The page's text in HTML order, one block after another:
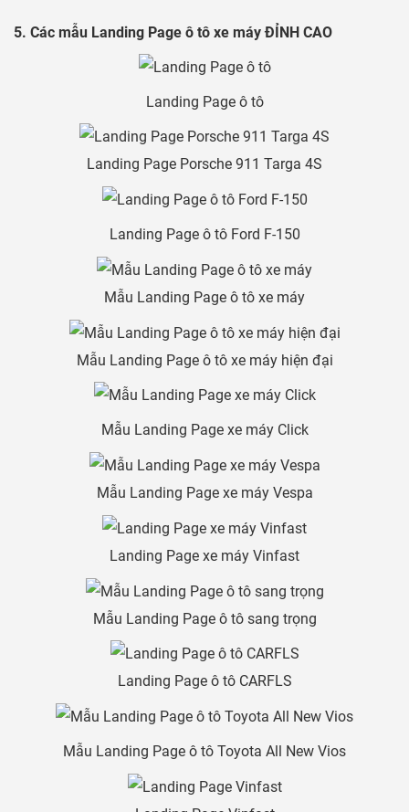
5. Các mẫu Landing Page ô tô xe máy ĐỈNH CAO
Landing Page ô tô
Landing Page Porsche 911 Targa 4S
Landing Page ô tô Ford F-150
Mẫu Landing Page ô tô xe máy
Mẫu Landing Page ô tô xe máy hiện đại
Mẫu Landing Page xe máy Click
Mẫu Landing Page xe máy Vespa
Landing Page xe máy Vinfast
Mẫu Landing Page ô tô sang trọng
Landing Page ô tô CARFLS
Mẫu Landing Page ô tô Toyota All New Vios